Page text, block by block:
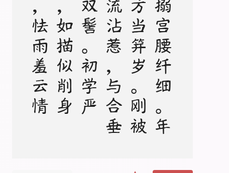
满
搦
宫
腰
纤
细
。
年
纪
方
当
笄
岁
。
刚
被
风
流
沾
惹
，
与
合
垂
杨
双
髻
。
初
学
严
妆
，
如
描
似
削
身
材
，
怯
雨
羞
云
情
意
。
举
措
多
娇
媚
。
争
奈
心
性
，
未
会
先
怜
佳
婿
。
长
是
夜
深
，
不
肯
便
入
鸳
被
，
与
解
罗
裳
，
盈
盈
背
立
银
扛
，
却
道
你
先
睡